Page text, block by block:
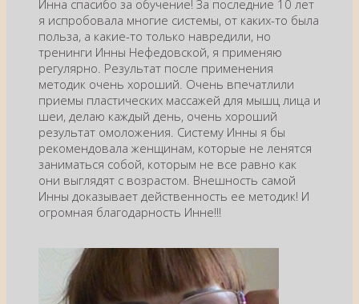
Инна спасибо за обучение! За последние 10 лет
я испробовала многие системы, от каких-то была
польза, а какие-то только навредили, но
тренинги Инны Нефедовской, я применяю
регулярно. Результат после применения
методик очень хороший. Очень впечатлили
приемы пластических массажей для мышц лица и
шеи, делаю каждый день, очень хороший
результат омоложения. Систему Инны я бы
рекомендовала женщинам, которые не ленятся
заниматься собой, которым не все равно как
они выглядят с возрастом. Внешность самой
Инны доказывает действенность ее методик! И
огромная благодарность Инне!!!